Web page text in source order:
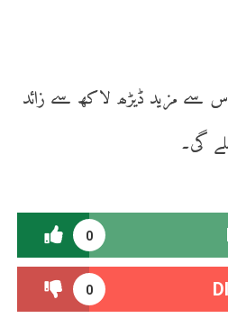
سے مزید ڈیڑھ لاکھ سے زائد
گی۔
0
0